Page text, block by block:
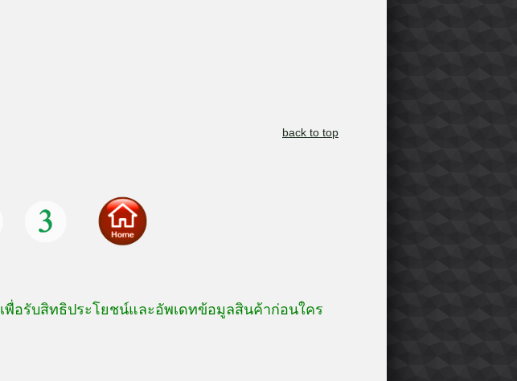
back to top
เพื่อรับสิทธิประโยชน์และอัพเดทข้อมูลสินค้าก่อนใคร